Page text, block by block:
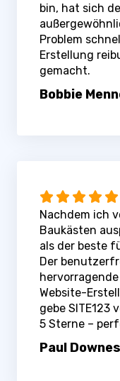
bin, hat sich
Problem
Erstellung
gemacht.
Bobbie
Nachdem ich
Baukästen
als der beste
Der
Website-
gebe SITE123
5 Sterne –
Paul Downes